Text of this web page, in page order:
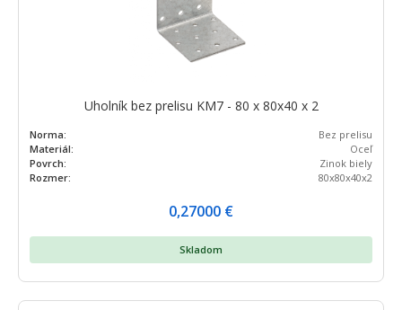
Uholník bez prelisu KM7 - 80 x 80x40 x 2
Norma:
Bez prelisu
Materiál:
Oceľ
Povrch:
Zinok biely
Rozmer:
80x80x40x2
0,27000 €
Skladom